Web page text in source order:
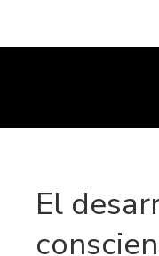
El